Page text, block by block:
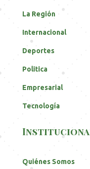
La Región
Internacional
Deportes
Politica
Empresarial
Tecnología
Quiénes Somos